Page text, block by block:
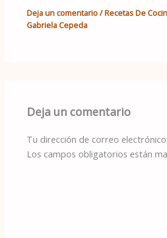
Deja un comentario/Recetas De
Gabriela Cepeda
Deja un comentario
Tu dirección de correo
Los campos obligatorios están